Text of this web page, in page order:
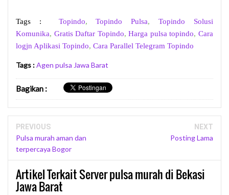
Tags : Topindo,Topindo Pulsa,Topindo Solusi
Komunika, Gratis Daftar Topindo,Harga pulsa topindo,Cara
logjn Aplikasi Topindo, Cara Parallel Telegram Topindo
Tags :Agen pulsa Jawa Barat
Bagikan :
PREVIOUS
Pulsa murah aman dan
terpercaya Bogor
NEXT
Posting Lama
Artikel Terkait Server pulsa murah di Bekasi
Jawa Barat